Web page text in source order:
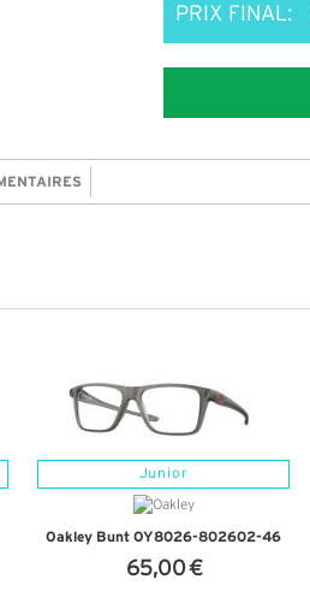
PRIX FINAL:
Junior
Oakley Bunt OY8026-802602-46
65,00 €